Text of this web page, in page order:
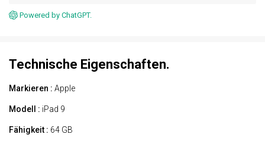
Powered by ChatGPT.
Technische Eigenschaften.
Markieren : Apple
Modell : iPad 9
Fähigkeit : 64 GB